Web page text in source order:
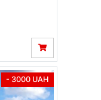
- 3000 UAH